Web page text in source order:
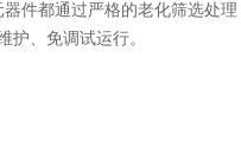
件都通过严格的老化筛选处
护、免调试运行。